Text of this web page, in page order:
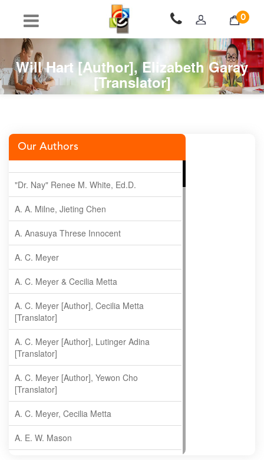
0
Will Hart [Author], Elizabeth Garay
[Translator]
Our Authors
"Dr. Nay" Renee M. White, Ed.D.
A. A. Milne, Jieting Chen
A. Anasuya Threse Innocent
A. C. Meyer
A. C. Meyer & Cecilia Metta
A. C. Meyer [Author], Cecilia Metta
[Translator]
A. C. Meyer [Author], Lutinger Adina
[Translator]
A. C. Meyer [Author], Yewon Cho
[Translator]
A. C. Meyer, Cecilia Metta
A. E. W. Mason